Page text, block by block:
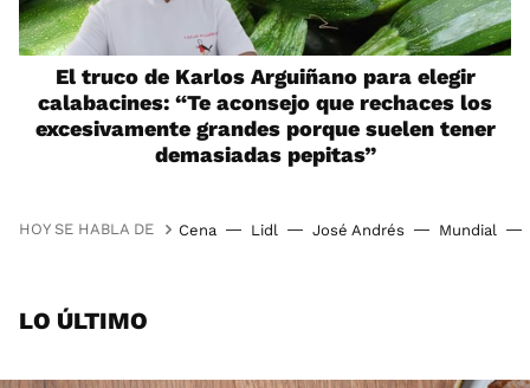
El truco de Karlos Arguiñano para elegir
calabacines: “Te aconsejo que rechaces los
excesivamente grandes porque suelen tener
demasiadas pepitas”
HOY SE HABLA DE Cena Lidl José Andrés Mundial
LO ÚLTIMO